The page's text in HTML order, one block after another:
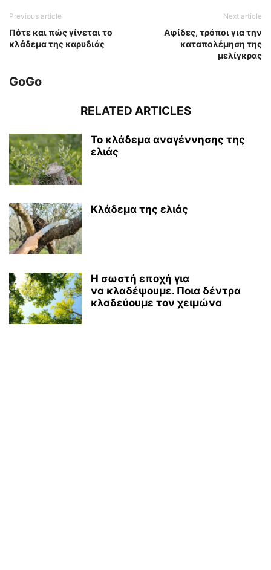
Previous article
Πότε και πώς γίνεται το
κλάδεμα της καρυδιάς
Next article
Αφίδες, τρόποι για την
καταπολέμηση της
μελίγκρας
GoGo
RELATED ARTICLES
Το κλάδεμα αναγέννησης της
ελιάς
Κλάδεμα της ελιάς
Η σωστή εποχή για
να κλαδέψουμε. Ποια δέντρα
κλαδεύουμε τον χειμώνα